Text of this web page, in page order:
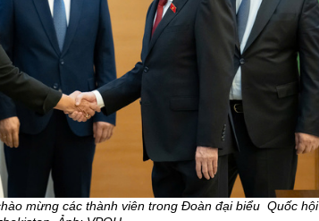
mừng các thành viên trong Đoàn đại biểu Quốc hội